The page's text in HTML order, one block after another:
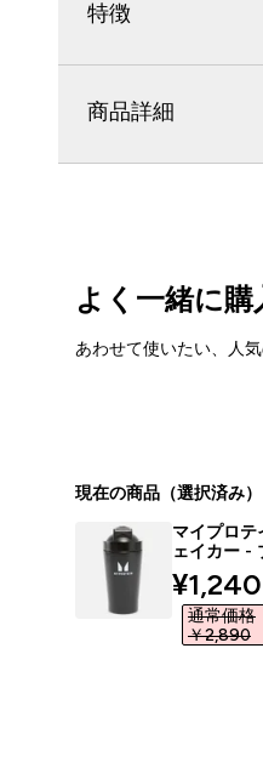
特徴
商品詳細
よく一緒に
あわせて使いたい、人
現在の商品（選択済み）
マイプロテ
ェイカー -
¥1,240‎
通常価格
￥2,890‎